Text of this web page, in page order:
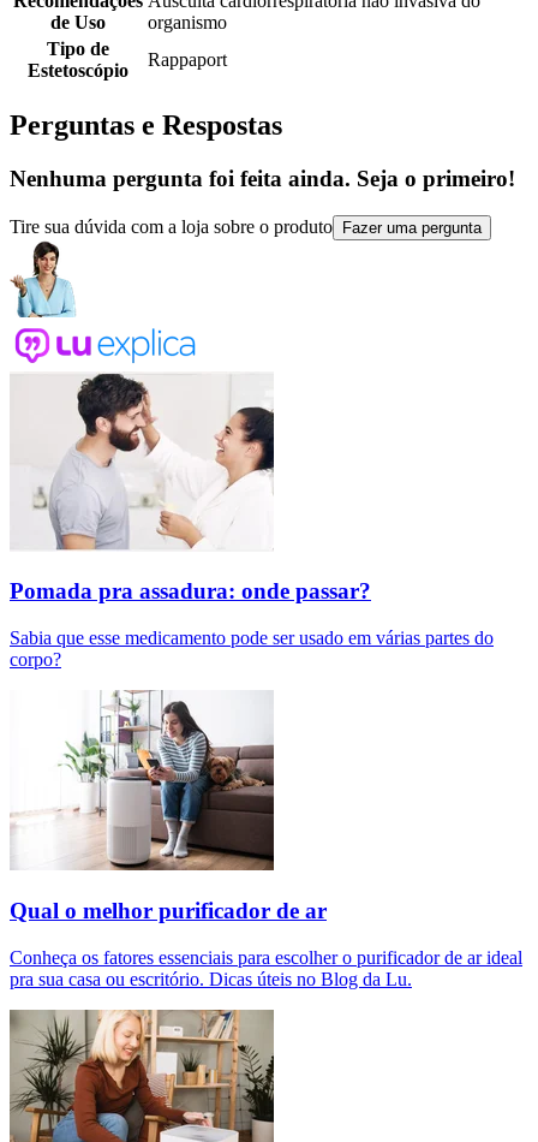
de Uso
organismo
Tipo de
Estetoscópio
Rappaport
Perguntas e Respostas
Nenhuma pergunta foi feita ainda. Seja o primeiro!
Tire sua dúvida com a loja sobre o produto Fazer uma pergunta
Pomada pra assadura: onde passar?
Sabia que esse medicamento pode ser usado em várias partes do
corpo?
Qual o melhor purificador de ar​
Conheça os fatores essenciais para escolher o purificador de ar ideal
pra sua casa ou escritório. Dicas úteis no Blog da Lu.